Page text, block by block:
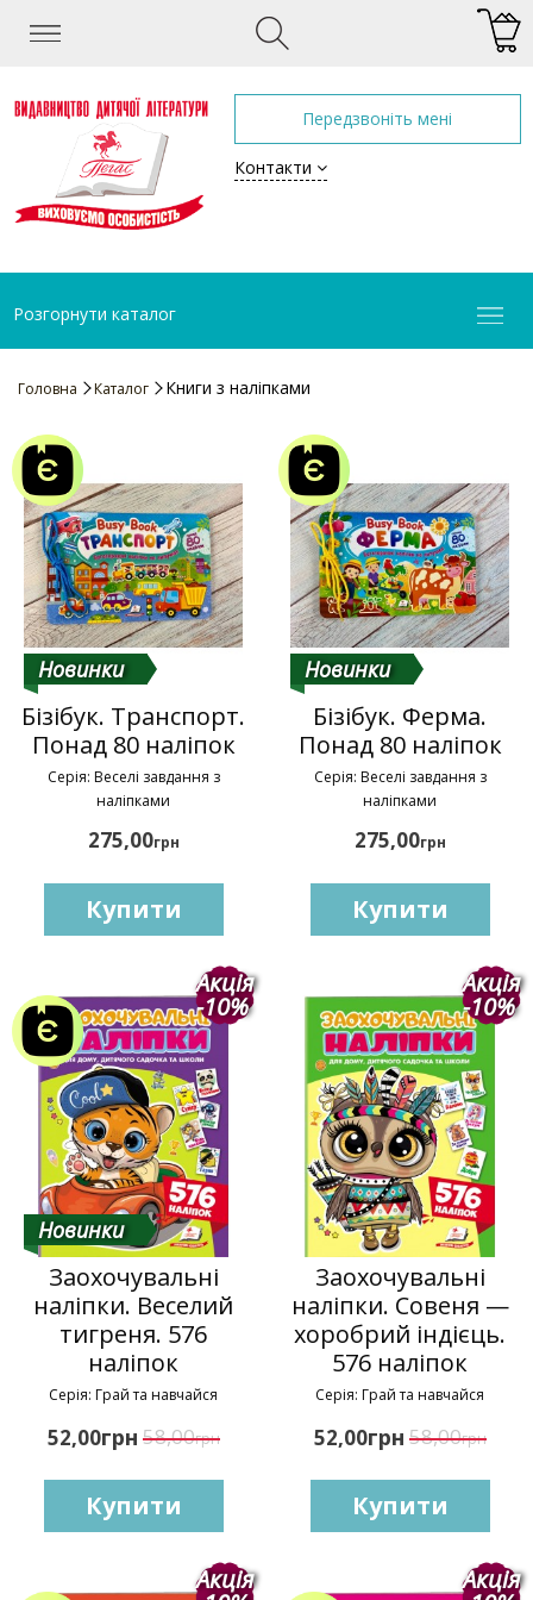
Передзвоніть мені
Контакти
Розгорнути каталог
Головна Каталог Книги з наліпками
Новинки
Бізібук. Транспорт.
Понад 80 наліпок
Серія: Веселі завдання з
наліпками
275,00грн
Купити
Новинки
Бізібук. Ферма.
Понад 80 наліпок
Серія: Веселі завдання з
наліпками
275,00грн
Купити
Акція
-10%
Новинки
Заохочувальні
наліпки. Веселий
тигреня. 576
наліпок
Серія: Грай та навчайся
52,00грн 58,00грн
Купити
Акція
-10%
Заохочувальні
наліпки. Совеня —
хоробрий індієць.
576 наліпок
Серія: Грай та навчайся
52,00грн 58,00грн
Купити
Акція Акція